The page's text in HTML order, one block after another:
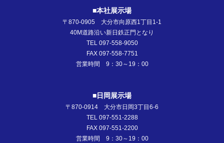
■本社展示場
〒870-0905 大分市向原西1丁目1-1
40M道路沿い新日鉄正門となり
TEL 097-558-9050
FAX 097-558-7751
営業時間 9：30～19：00
■日岡展示場
〒870-0914 大分市日岡3丁目6-6
TEL 097-551-2288
FAX 097-551-2200
営業時間 9：30～19：00